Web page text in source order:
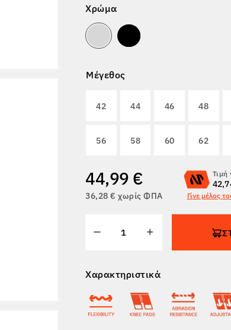
Χρώμα
Μέγεθος
42 44 46 48
56 58 60 62
44,99 €
36,28 € χωρίς ΦΠΑ
Τιμή
Γίνε μέλος
Χαρακτηριστικά